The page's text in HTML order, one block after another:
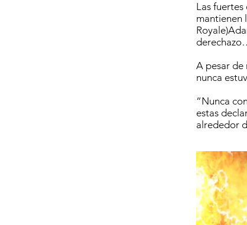
Las
mantienen
A pesar de
nunca
“Nunca
estas
alrededor